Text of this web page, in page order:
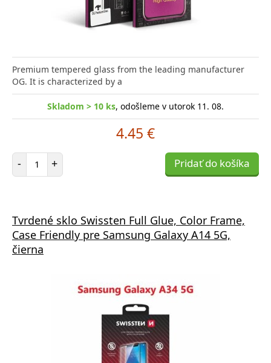
Premium tempered glass from the leading manufacturer
OG. It is characterized by a
Skladom > 10 ks, odošleme v utorok 11. 08.
4.45 €
- Počet položiek
+ Pridať do košíka
Tvrdené sklo Swissten Full Glue, Color Frame,
Case Friendly pre Samsung Galaxy A14 5G,
čierna